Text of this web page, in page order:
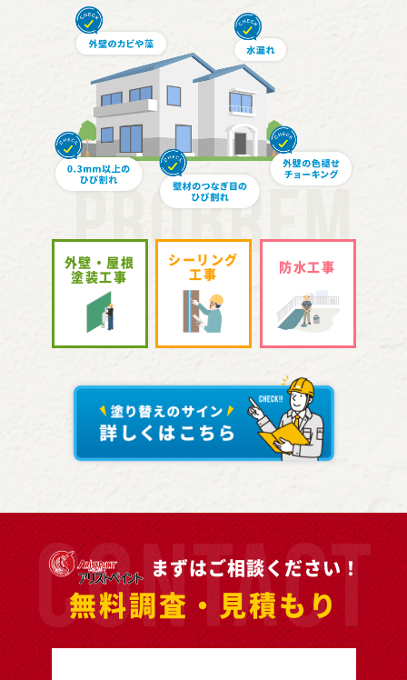
外壁・屋根
塗装工事
シーリング
工事
防水工事
まずはご相談ください！
無料調査・見積もり